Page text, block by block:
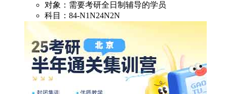
对象：需要考研全日制辅导的学员
科目：84-N1N24N2N